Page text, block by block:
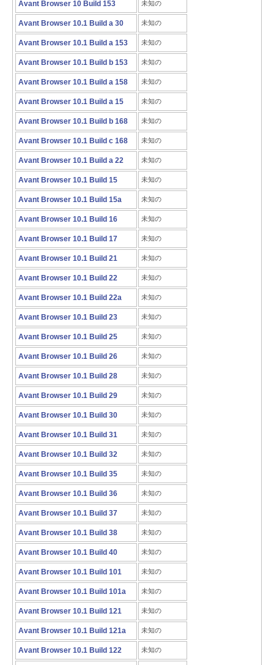
Avant Browser 10 Build 153 未知の
Avant Browser 10.1 Build a 30 未知の
Avant Browser 10.1 Build a 153 未知の
Avant Browser 10.1 Build b 153 未知の
Avant Browser 10.1 Build a 158 未知の
Avant Browser 10.1 Build a 15 未知の
Avant Browser 10.1 Build b 168 未知の
Avant Browser 10.1 Build c 168 未知の
Avant Browser 10.1 Build a 22 未知の
Avant Browser 10.1 Build 15 未知の
Avant Browser 10.1 Build 15a 未知の
Avant Browser 10.1 Build 16 未知の
Avant Browser 10.1 Build 17 未知の
Avant Browser 10.1 Build 21 未知の
Avant Browser 10.1 Build 22 未知の
Avant Browser 10.1 Build 22a 未知の
Avant Browser 10.1 Build 23 未知の
Avant Browser 10.1 Build 25 未知の
Avant Browser 10.1 Build 26 未知の
Avant Browser 10.1 Build 28 未知の
Avant Browser 10.1 Build 29 未知の
Avant Browser 10.1 Build 30 未知の
Avant Browser 10.1 Build 31 未知の
Avant Browser 10.1 Build 32 未知の
Avant Browser 10.1 Build 35 未知の
Avant Browser 10.1 Build 36 未知の
Avant Browser 10.1 Build 37 未知の
Avant Browser 10.1 Build 38 未知の
Avant Browser 10.1 Build 40 未知の
Avant Browser 10.1 Build 101 未知の
Avant Browser 10.1 Build 101a 未知の
Avant Browser 10.1 Build 121 未知の
Avant Browser 10.1 Build 121a 未知の
Avant Browser 10.1 Build 122 未知の